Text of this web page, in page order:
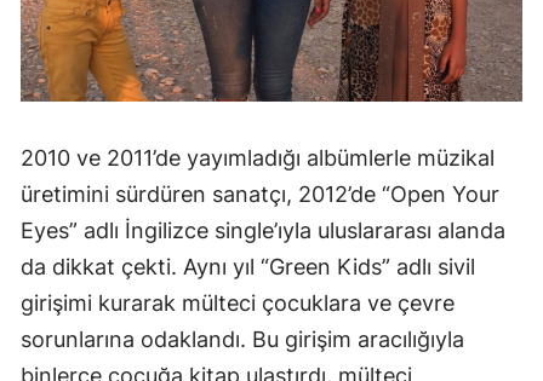
2010 ve 2011’de yayımladığı albümlerle müzikal
üretimini sürdüren sanatçı, 2012’de “Open Your
Eyes” adlı İngilizce single’ıyla uluslararası alanda
da dikkat çekti. Aynı yıl “Green Kids” adlı sivil
girişimi kurarak mülteci çocuklara ve çevre
sorunlarına odaklandı. Bu girişim aracılığıyla
binlerce çocuğa kitap ulaştırdı, mülteci